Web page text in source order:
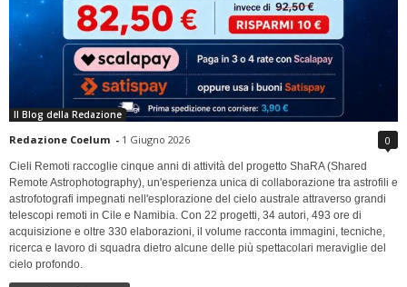
Il Blog della Redazione
Redazione Coelum - 1 Giugno 2026 0
Cieli Remoti raccoglie cinque anni di attività del progetto ShaRA (Shared
Remote Astrophotography), un'esperienza unica di collaborazione tra astrofili e
astrofotografi impegnati nell'esplorazione del cielo australe attraverso grandi
telescopi remoti in Cile e Namibia. Con 22 progetti, 34 autori, 493 ore di
acquisizione e oltre 330 elaborazioni, il volume racconta immagini, tecniche,
ricerca e lavoro di squadra dietro alcune delle più spettacolari meraviglie del
cielo profondo.